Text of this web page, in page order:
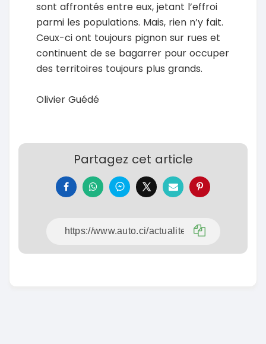
sont affrontés entre eux, jetant l’effroi
parmi les populations. Mais, rien n’y fait.
Ceux-ci ont toujours pignon sur rues et
continuent de se bagarrer pour occuper
des territoires toujours plus grands.
Olivier Guédé
Partagez cet article